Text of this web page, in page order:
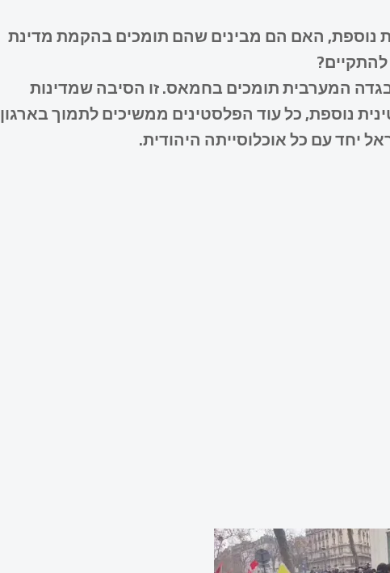
נוספת, האם הם מבינים שהם תומכים בהקמת מדינת
המערבית תומכים בחמאס. זו הסיבה שמדינות
נוספת, כל עוד הפלסטינים ממשיכים לתמוך בארגון
יחד עם כל אוכלוסייתה היהודית.